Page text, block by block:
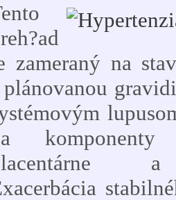
zameraný na
plánovanou
komponenty